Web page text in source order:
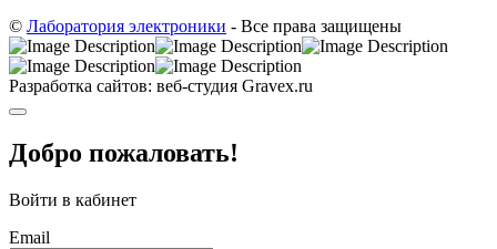
© Лаборатория электроники - Все права защищены
Разработка сайтов: веб-студия Gravex.ru
Добро пожаловать!
Войти в кабинет
Email